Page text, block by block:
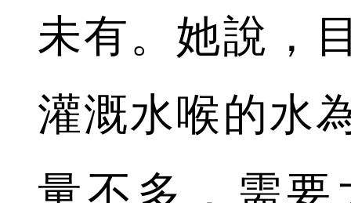
未有。她說，
灌溉水喉的水
量不多，需